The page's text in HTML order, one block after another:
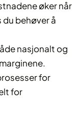
øker når
behøver å
nasjonalt og
for
for